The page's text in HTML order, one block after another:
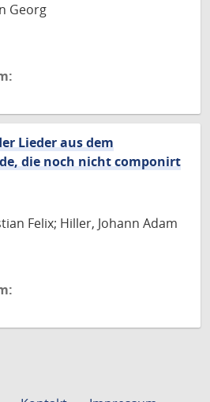
Georg
Lieder aus dem
die noch nicht componirt
Felix; Hiller, Johann Adam